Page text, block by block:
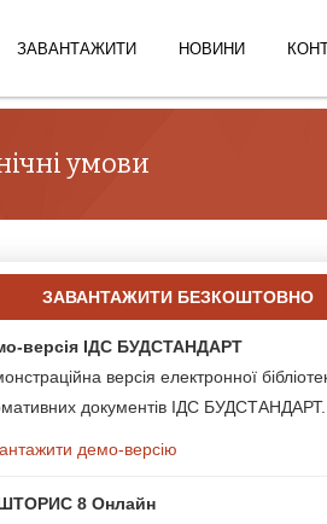
ЗАВАНТАЖИТИ НОВИНИ
умови
ЗАВАНТАЖИТИ БЕЗКОШТОВНО
версія ІДС БУДСТАНДАРТ
версія електронної
документів ІДС БУДСТАНДАРТ.
демо-версію
8 Онлайн